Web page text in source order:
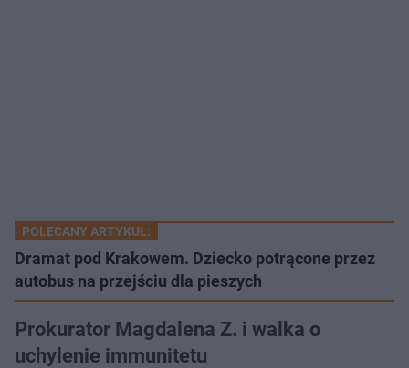
POLECANY ARTYKUŁ:
Dramat pod Krakowem. Dziecko potrącone przez
autobus na przejściu dla pieszych
Prokurator Magdalena Z. i walka o
uchylenie immunitetu